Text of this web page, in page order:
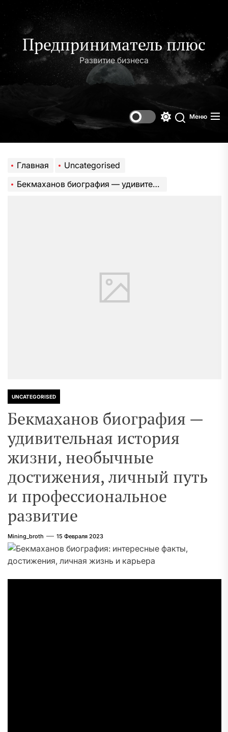
содержимому
Предприниматель плюс
Развитие бизнеса
Поиск
Меню
Главная
Uncategorised
Бекмаханов биография — удивительная история жизни, необычные достижения, личный путь и профессиональное развитие
UNCATEGORISED
Бекмаханов биография —
удивительная история
жизни, необычные
достижения, личный путь
и профессиональное
развитие
Mining_broth 15 Февраля 2023